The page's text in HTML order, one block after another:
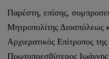
Παρέστη, επίσης,
Μητροπολίτης Διοσπόλεως
Αρχιερατικός Επίτροπος
Πρωτοπρεσβύτερος